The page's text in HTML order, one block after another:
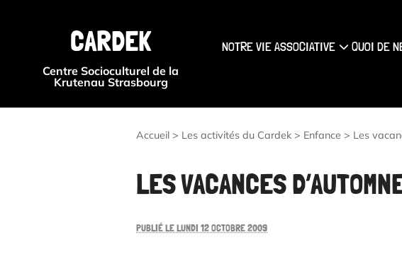
CARDEK
Centre Socioculturel de la
Krutenau Strasbourg
NOTRE VIE ASSOCIATIVE QUOI DE
Accueil > Les activités du Cardek > Enfance > Les
LES VACANCES
PUBLIÉ LE LUNDI 12 OCTOBRE 2009